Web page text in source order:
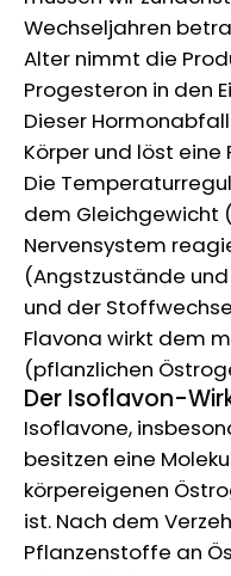
Wechseljahren
Alter nimmt die
Progesteron in den
Dieser
Körper und löst eine
Die
dem Gleichgewicht
Nervensystem
(Angstzustände
und der
Flavona wirkt dem
(pflanzlichen
Der Isoflavon-
Isoflavone,
besitzen eine
körpereigenen
ist. Nach dem
Pflanzenstoffe an